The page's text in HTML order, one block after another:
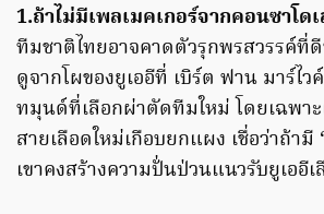
1.ถ้าไม่มีเพลเมคเกอร์จากคอนซาโด
ทีมชาติไทยอาจคาดตัวรุกพรสวรรค์ที่
ดูจากโผของยูเออีที่ เบิร์ต ฟาน มาร์ไ
ทมุนด์ที่เลือกผ่าตัดทีมใหม่ โดยเฉพา
สายเลือดใหม่เกือบยกแผง เชื่อว่าถ้ามี
เขาคงสร้างความปั่นป่วนแนวรับยูเออี